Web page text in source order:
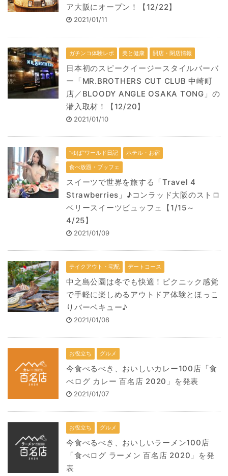
ア大阪にオープン！【12/22】
2021/01/11
ガチンコ体験レポ 美と健康 開店・閉店情報
日本初のスピークイージースタイルバーバ
ー「MR.BROTHERS CUT CLUB 中崎町
店／BLOODY ANGLE OSAKA TONG」の
潜入取材！【12/20】
2021/01/10
“ゆば”ワールド日記
ホテル・お宿
食べ放題・ブッフェ
スイーツで世界を旅する「Travel 4
Strawberries」♪コンラッド大阪のストロ
ベリースイーツビュッフェ【1/15～
4/25】
2021/01/09
テイクアウト・宅配 デートコース
中之島公園は冬でも快適！ピクニック感覚
で手軽に楽しめるアウトドア体験とほっこ
りバーベキュー♪
2021/01/08
お役立ち グルメ
今食べるべき、おいしいカレー100店「食
べログ カレー 百名店 2020」を発表
2021/01/07
お役立ち グルメ
今食べるべき、おいしいラーメン100店
「食べログ ラーメン 百名店 2020」を発
表